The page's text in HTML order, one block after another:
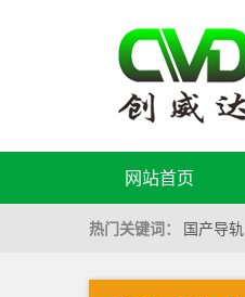
网站首页
热门关键词： 国产导轨